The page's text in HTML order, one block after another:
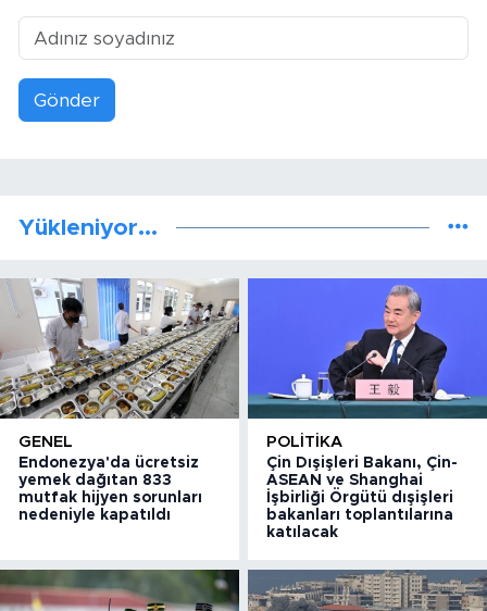
Gönder
Yükleniyor...
GENEL
Endonezya'da ücretsiz
yemek dağıtan 833
mutfak hijyen sorunları
nedeniyle kapatıldı
POLITIKA
Çin Dışişleri Bakanı, Çin-
ASEAN ve Shanghai
İşbirliği Örgütü dışişleri
bakanları toplantılarına
katılacak